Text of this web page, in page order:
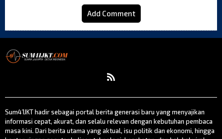
a
t
i
o
Add Comment
Sum41JKT hadir sebagai portal berita generasi baru yang menyajikan
informasi cepat, akurat, dan selalu relevan dengan kebutuhan pembaca
masa kini. Dari berita utama yang aktual, isu politik dan ekonomi, hingga